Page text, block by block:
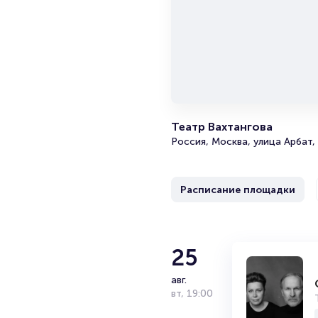
Театр Вахтангова
Россия, Москва, улица Арбат,
Расписание площадки
2
сент.
ср,20:00
море»
Театр
16+
25
авг.
вт, 19:00